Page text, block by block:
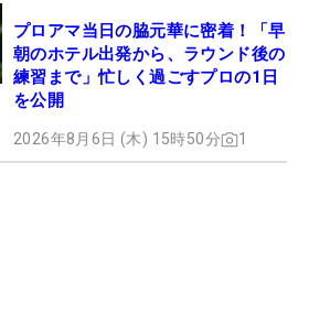
プロアマ当日の脇元華に密着！「早
朝のホテル出発から、ラウンド後の
練習まで」忙しく過ごすプロの1日
を公開
2026年8月6日 (木) 15時50分 1